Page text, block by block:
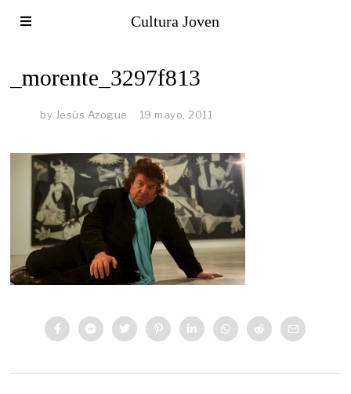
Cultura Joven
_morente_3297f813
by Jesús Azogue 19 mayo, 2011